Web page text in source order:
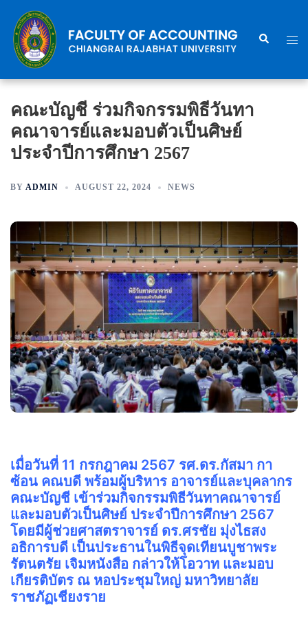
content
Search
คณะบัญชี ร่วมกิจกรรมพิธีวันทา
คณาจารย์และมอบตัวเป็นศิษย์
ประจำปีการศึกษา 2567
BY ADMIN AUGUST 22, 2024 NEWS
เมื่อวันที่ 11 กรกฎาคม 2567 รศ.ดร.กัสมา กา
ซ้อน คณบดี พร้อมผู้บริหาร อาจารย์และบุคลากร
คณะบัญชี เข้าร่วมกิจกรรมพิธีวันทาคณาจารย์
และมอบตัวเป็นศิษย์ ประจำปีการศึกษา 2567
โดยมีผู้ช่วยศาสตราจารย์ ดร.ศรชัย มุ่งไธสง
อธิการบดี เป็นประธานในพิธีจุดเทียนบูชาพระ
รัตนตรัย เจิมหนังสือ กล่าวให้โอวาท และมอบ
เกียรติบัตร ณ หอประชุมใหญ่ มหาวิทยาลัย
ราชภัฏเชียงราย